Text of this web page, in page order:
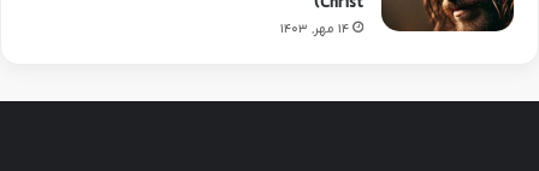
14 مهر, 1403